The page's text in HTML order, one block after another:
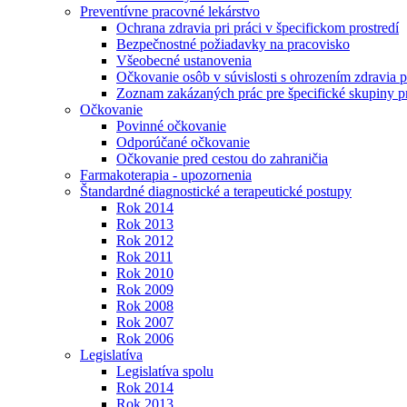
Preventívne pracovné lekárstvo
Ochrana zdravia pri práci v špecifickom prostredí
Bezpečnostné požiadavky na pracovisko
Všeobecné ustanovenia
Očkovanie osôb v súvislosti s ohrozením zdravia
Zoznam zakázaných prác pre špecifické skupiny
Očkovanie
Povinné očkovanie
Odporúčané očkovanie
Očkovanie pred cestou do zahraničia
Farmakoterapia - upozornenia
Štandardné diagnostické a terapeutické postupy
Rok 2014
Rok 2013
Rok 2012
Rok 2011
Rok 2010
Rok 2009
Rok 2008
Rok 2007
Rok 2006
Legislatíva
Legislatíva spolu
Rok 2014
Rok 2013